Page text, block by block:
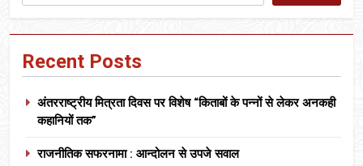
Recent Posts
अंतरराष्ट्रीय मित्रता दिवस पर विशेष “किताबों के पन्नों से लेकर अनकही
कहानियों तक”
राजनीतिक सफरनामा : आन्दोलन से उपजे सवाल